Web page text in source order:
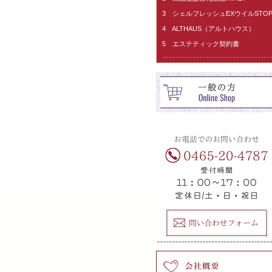
3 シェルフレッシュEXウイルSTOP
4 ALTHAUS（アルトハウス）
5 エステティック契約書